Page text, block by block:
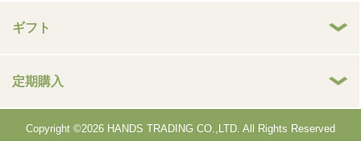
ギフト
定期購入
Copyright ©2026 HANDS TRADING CO.,LTD. All Rights Reserved